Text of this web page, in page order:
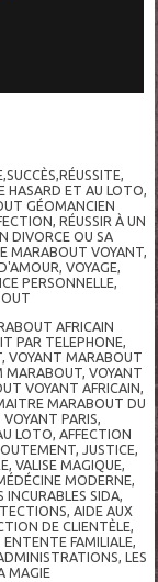
,
HASARD ET AU LOTO,
GÉOMANCIEN
, RÉUSSIR À UN
DIVORCE OU SA
MARABOUT VOYANT,
,VOYAGE,
PERSONNELLE,
AFRICAIN
PAR TELEPHONE,
, VOYANT MARABOUT
MARABOUT, VOYANT
VOYANT AFRICAIN,
MARABOUT DU
PARIS,
LOTO, AFFECTION
, JUSTICE,
,VALISE MAGIQUE,
MODERNE,
INCURABLES SIDA,
, AIDE AUX
DE CLIENTÈLE,
ENTENTE FAMILIALE,
,LES
MAGIE